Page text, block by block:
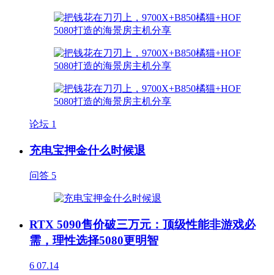
论坛 1
充电宝押金什么时候退
问答 5
RTX 5090售价破三万元：顶级性能非游戏必
需，理性选择5080更明智
6 07.14